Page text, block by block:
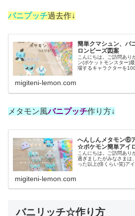
バニプッチ過去作↓
簡単クマシュン、バ
ロンビーズ図案
こんにちは。ご訪問あり
ン(ポケットモンスター)
場するキャラクターを
migiteni-lemon.com
メタモン風バニプッチ作り方↓
へんしんメタモン⑥
☆ポケモン簡単アイ
こんにちは。ご訪問あ
過ぎましたがみなさまは
った以上(倍くらい笑)ア
migiteni-lemon.com
バニリッチ☆作り方